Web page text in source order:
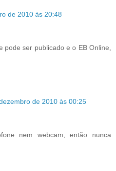
de 2010 às 20:48
pode ser publicado e o EB Online,
de 2010 às 00:25
nem webcam, então nunca